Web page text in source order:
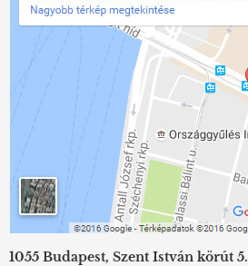
1055 Budapest, Szent István körút 5.